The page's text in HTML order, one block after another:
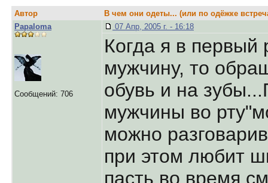
Автор
В чем они одеты... (или по одёжке
Papaloma
Сообщений: 706
07 Апр, 2005 г. - 16:18
Когда я в первый
мужчину, то
обувь и на
мужчины во
можно
при этом любит
пасть во время